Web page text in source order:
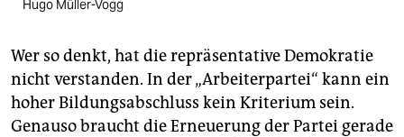
Hugo Müller-Vogg
Wer so denkt, hat die repräsentative Demokratie
nicht verstanden. In der „Arbeiterpartei“ kann ein
hoher Bildungsabschluss kein Kriterium sein.
Genauso braucht die Erneuerung der Partei gerade